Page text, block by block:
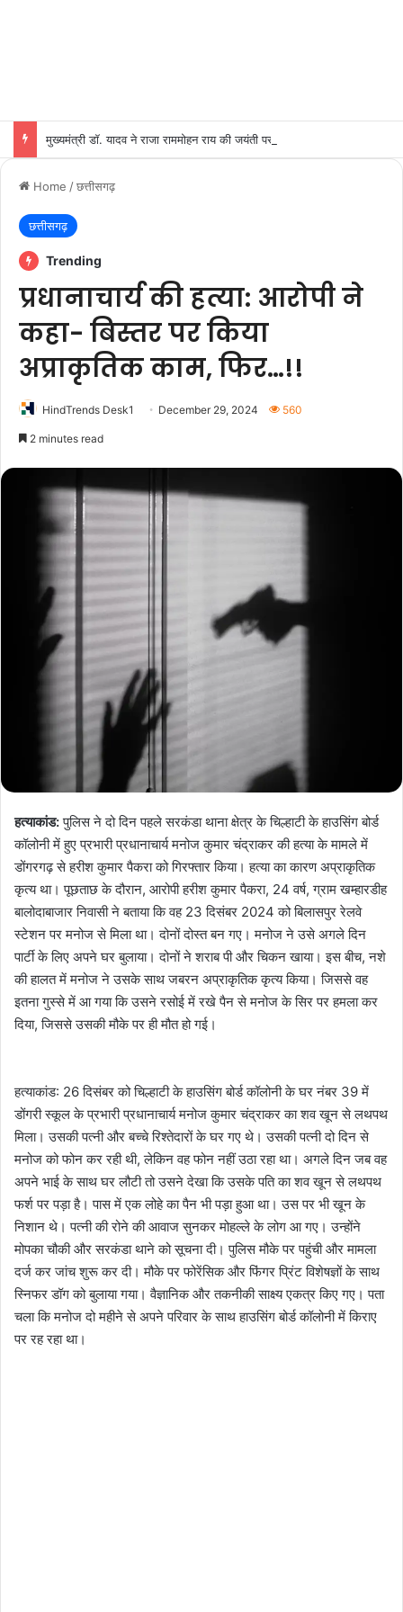
मुख्यमंत्री डॉ. यादव ने राजा राममोहन राय की जयंती पर किया नमन
Home /छत्तीसगढ़
छत्तीसगढ़
Trending
प्रधानाचार्य की हत्या: आरोपी ने
कहा- बिस्तर पर किया
अप्राकृतिक काम, फिर…!!
HindTrends Desk1 December 29, 2024 560
2 minutes read
हत्याकांड:पुलिस ने दो दिन पहले सरकंडा थाना क्षेत्र के चिल्हाटी के हाउसिंग बोर्ड
कॉलोनी में हुए प्रभारी प्रधानाचार्य मनोज कुमार चंद्राकर की हत्या के मामले में
डोंगरगढ़ से हरीश कुमार पैकरा को गिरफ्तार किया। हत्या का कारण अप्राकृतिक
कृत्य था। पूछताछ के दौरान, आरोपी हरीश कुमार पैकरा, 24 वर्ष, ग्राम खम्हारडीह
बालोदाबाजार निवासी ने बताया कि वह 23 दिसंबर 2024 को बिलासपुर रेलवे
स्टेशन पर मनोज से मिला था। दोनों दोस्त बन गए। मनोज ने उसे अगले दिन
पार्टी के लिए अपने घर बुलाया। दोनों ने शराब पी और चिकन खाया। इस बीच, नशे
की हालत में मनोज ने उसके साथ जबरन अप्राकृतिक कृत्य किया। जिससे वह
इतना गुस्से में आ गया कि उसने रसोई में रखे पैन से मनोज के सिर पर हमला कर
दिया, जिससे उसकी मौके पर ही मौत हो गई।
हत्याकांड: 26 दिसंबर को चिल्हाटी के हाउसिंग बोर्ड कॉलोनी के घर नंबर 39 में
डोंगरी स्कूल के प्रभारी प्रधानाचार्य मनोज कुमार चंद्राकर का शव खून से लथपथ
मिला। उसकी पत्नी और बच्चे रिश्तेदारों के घर गए थे। उसकी पत्नी दो दिन से
मनोज को फोन कर रही थी, लेकिन वह फोन नहीं उठा रहा था। अगले दिन जब वह
अपने भाई के साथ घर लौटी तो उसने देखा कि उसके पति का शव खून से लथपथ
फर्श पर पड़ा है। पास में एक लोहे का पैन भी पड़ा हुआ था। उस पर भी खून के
निशान थे। पत्नी की रोने की आवाज सुनकर मोहल्ले के लोग आ गए। उन्होंने
मोपका चौकी और सरकंडा थाने को सूचना दी। पुलिस मौके पर पहुंची और मामला
दर्ज कर जांच शुरू कर दी। मौके पर फोरेंसिक और फिंगर प्रिंट विशेषज्ञों के साथ
स्निफर डॉग को बुलाया गया। वैज्ञानिक और तकनीकी साक्ष्य एकत्र किए गए। पता
चला कि मनोज दो महीने से अपने परिवार के साथ हाउसिंग बोर्ड कॉलोनी में किराए
पर रह रहा था।